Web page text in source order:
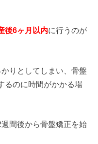
後6ヶ月以内に行うのが
りとしてしまい、骨盤
るのに時間がかかる場
間後から骨盤矯正を始